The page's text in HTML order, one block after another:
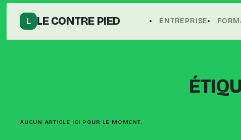
L LE CONTRE PIED ENTREPRISE
AUCUN ARTICLE ICI POUR LE MOMENT.